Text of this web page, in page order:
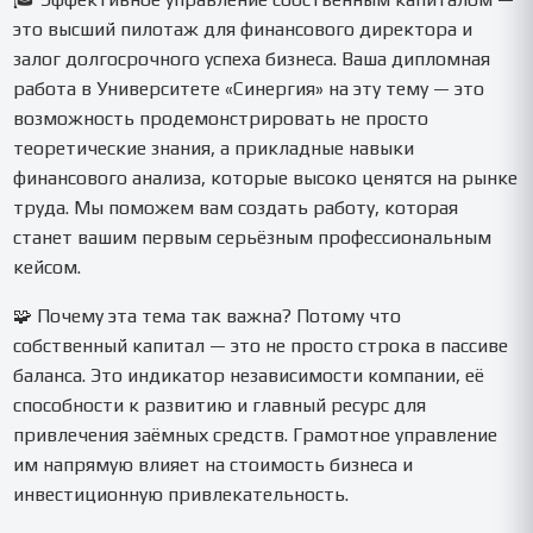
управления капиталом с общей стратегией и результатами
компании. Работаем строго по вашим методичкам.
это высший пилотаж для финансового директора и
залог долгосрочного успеха бизнеса. Ваша дипломная
работа в Университете «Синергия» на эту тему — это
возможность продемонстрировать не просто
теоретические знания, а прикладные навыки
финансового анализа, которые высоко ценятся на рынке
труда. Мы поможем вам создать работу, которая
станет вашим первым серьёзным профессиональным
кейсом.
🧩 Почему эта тема так важна? Потому что
собственный капитал — это не просто строка в пассиве
баланса. Это индикатор независимости компании, её
способности к развитию и главный ресурс для
привлечения заёмных средств. Грамотное управление
им напрямую влияет на стоимость бизнеса и
инвестиционную привлекательность.